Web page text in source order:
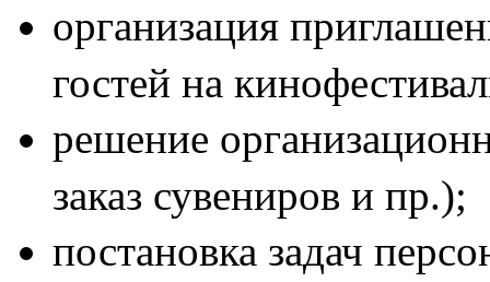
организация
гостей на
решение
заказ сувениров и пр.);
постановка задач